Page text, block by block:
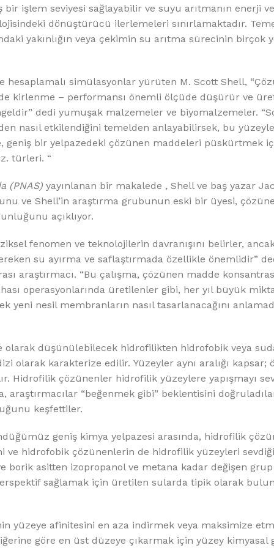
Softlime Serisi
Satınal
işlem seviyesi sağlayabilir ve suyu arıtmanın enerji
dönüştürücü ilerlemeleri sınırlamaktadır.
yakınlığın veya çekimin su arıtma sürecinin birçok
hesaplamalı simülasyonlar yürüten M. Scott Shell,
kirlenme – performansı önemli ölçüde düşürür ve
dedi yumuşak malzemeler ve biyomalzemeler.
nasıl etkilendiğini temelden anlayabilirsek, bu
geniş bir yelpazedeki çözünen maddeleri püskürtmek
türleri. “
(PNAS) yayınlanan bir makalede , Shell ve baş yazar
ve Shell’in araştırma grubunun eski bir üyesi,
açıklıyor.
fenomen ve teknolojilerin davranışını belirler,
su ayırma ve saflaştırmada özellikle önemlidir”
araştırmacı. “Bu çalışma, çözünen madde
operasyonlarında üretilenler gibi, her yıl büyük
yeni nesil membranların nasıl tasarlanacağını
olarak düşünülebilecek hidrofilikten hidrofobik veya
olarak karakterize edilir. Yüzeyler aynı aralığı kapsar;
Hidrofilik çözünenler hidrofilik yüzeylere yapışmayı
“beğenmek gibi” beklentisini
keşfettiler.
geniş kimya yelpazesi arasında, hidrofilik
ve hidrofobik çözünenlerin de hidrofilik yüzeyleri
borik asitten izopropanol ve metana kadar değişen
sağlamak için üretilen sularda tipik olarak
yüzeye afinitesini en aza indirmek veya maksimize
göre en üst düzeye çıkarmak için yüzey kimyasal